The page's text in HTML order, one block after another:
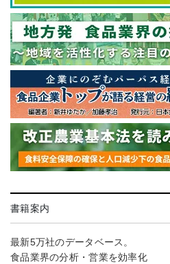
書籍案内
最新5万社のデータベース。
食品業界の分析・営業を効率化